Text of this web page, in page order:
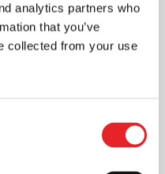
analytics partners who
that you’ve
collected from your use
efektyvus
ilgalaikius
reklamuojama